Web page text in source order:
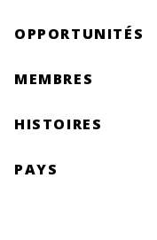
OPPORTUNITÉS
MEMBRES
HISTOIRES
PAYS